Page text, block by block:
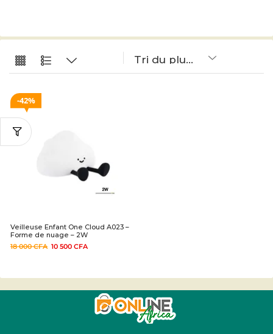
42%
Veilleuse Enfant One Cloud A023 –
Forme de nuage – 2W
18 000CFA 10 500 CFA